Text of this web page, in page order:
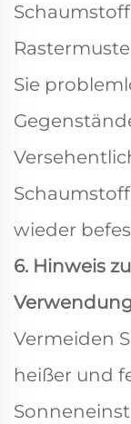
Sie
wieder
6. Hinweis
Vermeiden
heißer und